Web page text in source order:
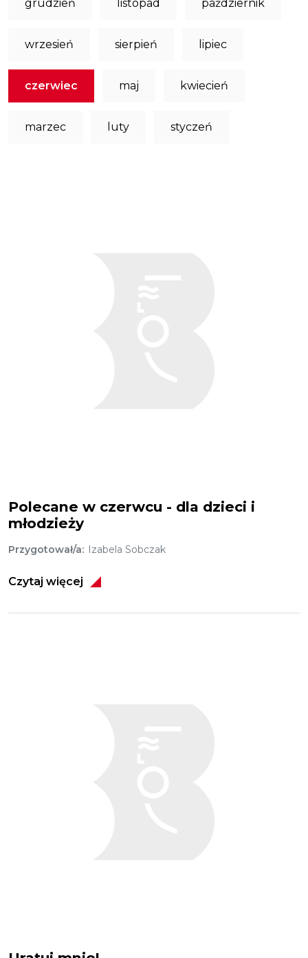
grudzień listopad październik
wrzesień sierpień lipiec
czerwiec maj kwiecień
marzec luty styczeń
Polecane w czerwcu - dla dzieci i
młodzieży
Przygotował/a Izabela Sobczak
Czytaj więcej